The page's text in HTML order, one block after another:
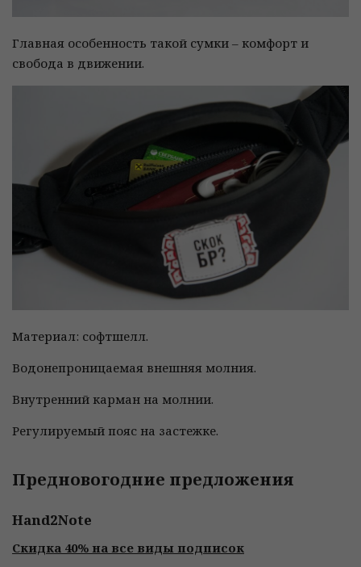
Главная особенность такой сумки – комфорт и
свобода в движении.
Материал: софтшелл.
Водонепроницаемая внешняя молния.
Внутренний карман на молнии.
Регулируемый пояс на застежке.
Предновогодние предложения
Hand2Note
Скидка 40% на все виды подписок